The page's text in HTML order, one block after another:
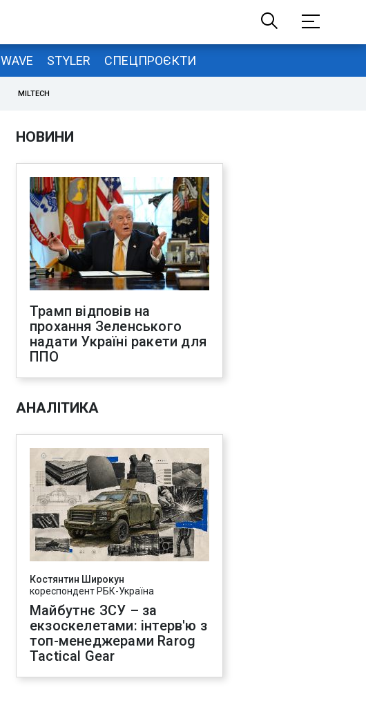
WAVE STYLER СПЕЦПРОЄКТИ
MILTECH
НОВИНИ
Трамп відповів на
прохання Зеленського
надати Україні ракети для
ППО
АНАЛІТИКА
Костянтин Широкун
кореспондент РБК-Україна
Майбутнє ЗСУ – за
екзоскелетами: інтерв'ю з
топ-менеджерами Rarog
Tactical Gear